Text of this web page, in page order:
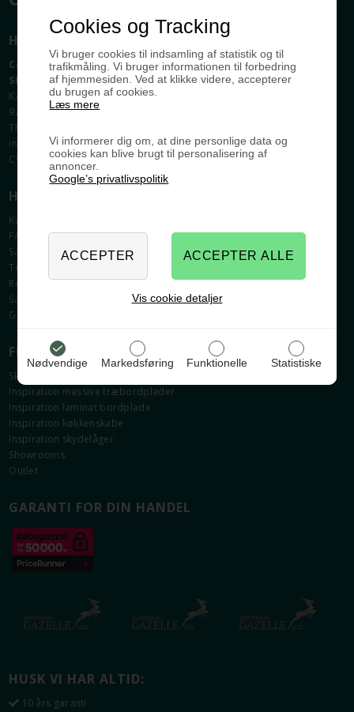
Cookies og Tracking
Vi bruger cookies til indsamling af statistik og til
trafikmåling. Vi bruger informationen til forbedring
af hjemmesiden. Ved at klikke videre, accepterer
du brugen af cookies.
Læs mere
Vi informerer dig om, at dine personlige data og
cookies kan blive brugt til personalisering af
annoncer.
Google’s privatlivspolitik
Nødvendige Markedsføring Funktionelle Statistiske
Vis cookie detaljer
HER FINDER DU OS
Celebert.dk
SHOWROOM OG WEBSHOP
Karlskogavej 5B
9200 Aalborg SV
Tlf. +45 9630 2096
info@celebert.dk
CVR: 27428959
HJÆLP & SUPPORT
Kundeservice
FAQ
Samlevejledninger
Tegning og tilbud
Rengøring af fedtede låger
Samlede skabe
Garanti
FIND INSPIRATION
Skabslåger - oversigt
Inspiration massive træbordplader
Inspiration laminat bordplade
Inspiration køkkenskabe
Inspiration skydelåger
Showrooms
Outlet
GARANTI FOR DIN HANDEL
HUSK VI HAR ALTID:
10 års garanti